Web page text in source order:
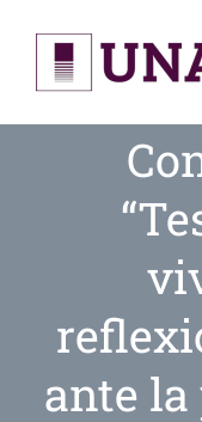
content
ante